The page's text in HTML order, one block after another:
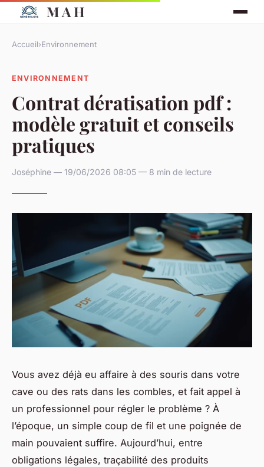
M A H
Accueil›Environnement
ENVIRONNEMENT
Contrat dératisation pdf :
modèle gratuit et conseils
pratiques
Joséphine — 19/06/2026 08:05 — 8 min de lecture
Vous avez déjà eu affaire à des souris dans votre
cave ou des rats dans les combles, et fait appel à
un professionnel pour régler le problème ? À
l’époque, un simple coup de fil et une poignée de
main pouvaient suffire. Aujourd’hui, entre
obligations légales, traçabilité des produits